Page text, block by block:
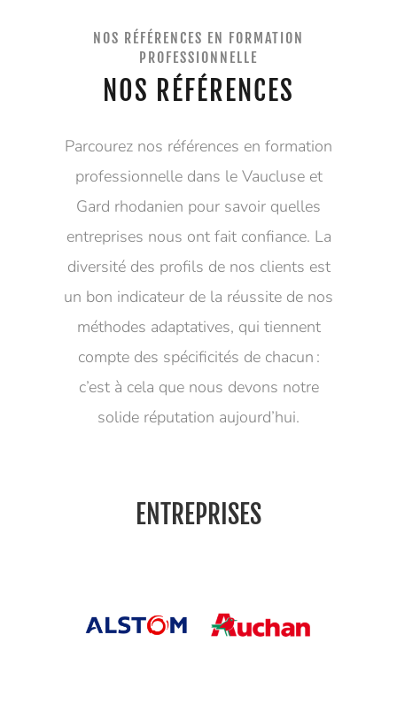
NOS RÉFÉRENCES EN FORMATION
PROFESSIONNELLE
NOS RÉFÉRENCES
Parcourez nos références en formation
professionnelle dans le Vaucluse et
Gard rhodanien pour savoir quelles
entreprises nous ont fait confiance. La
diversité des profils de nos clients est
un bon indicateur de la réussite de nos
méthodes adaptatives, qui tiennent
compte des spécificités de chacun :
c’est à cela que nous devons notre
solide réputation aujourd’hui.
ENTREPRISES